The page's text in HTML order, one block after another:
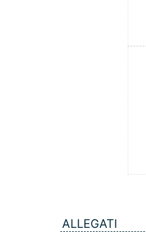
ALLEGATI